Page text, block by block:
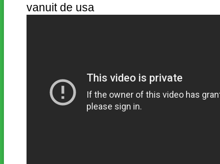
vanuit de usa